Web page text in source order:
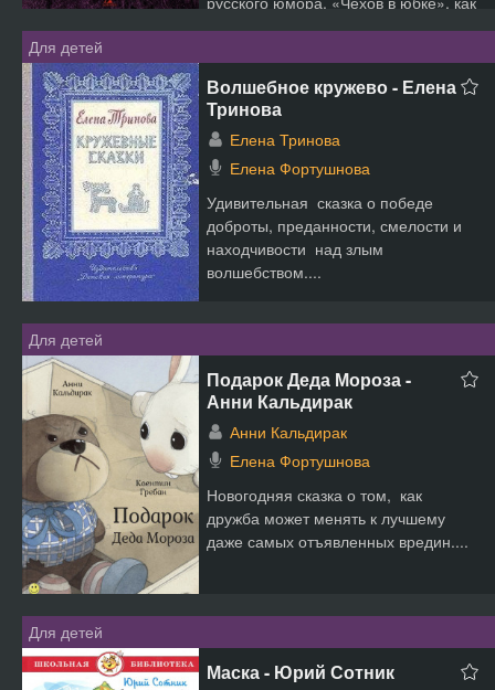
е...
Для детей
Волшебное кружево - Елена
Тринова
Елена Тринова
Елена Фортушнова
Удивительная сказка о победе
доброты, преданности, смелости и
находчивости над злым
волшебством....
Для детей
Подарок Деда Мороза -
Анни Кальдирак
Анни Кальдирак
Елена Фортушнова
Новогодняя сказка о том, как
дружба может менять к лучшему
даже самых отъявленных вредин....
Для детей
Маска - Юрий Сотник